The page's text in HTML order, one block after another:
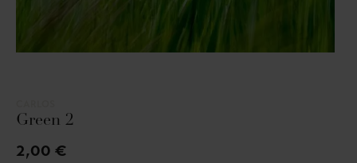
Green 2
2,00 €